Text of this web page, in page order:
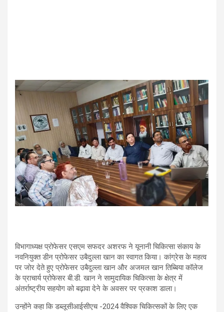
विभागाध्यक्ष प्रोफेसर एसएम सफदर अशरफ ने यूनानी चिकित्सा संकाय के
नवनियुक्त डीन प्रोफेसर उबैदुल्ला खान का स्वागत किया। कांग्रेस के महत्व
पर जोर देते हुए प्रोफेसर उबैदुल्ला खान और अजमल खान तिब्बिया कॉलेज
के प्राचार्य प्रोफेसर बी.डी. खान ने सामुदायिक चिकित्सा के क्षेत्र में
अंतर्राष्ट्रीय सहयोग को बढ़ावा देने के अवसर पर प्रकाश डाला।
उन्होंने कहा कि डब्लूसीआईसीएच -2024 वैश्विक चिकित्सकों के लिए एक